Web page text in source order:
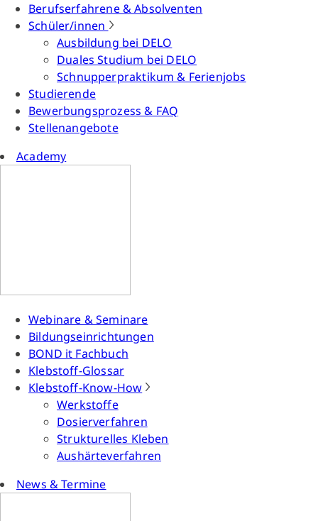
Berufserfahrene & Absolventen
Schüler/innen
Ausbildung bei DELO
Duales Studium bei DELO
Schnupperpraktikum & Ferienjobs
Studierende
Bewerbungsprozess & FAQ
Stellenangebote
Academy
Webinare & Seminare
Bildungseinrichtungen
BOND it Fachbuch
Klebstoff-Glossar
Klebstoff-Know-How
Werkstoffe
Dosierverfahren
Strukturelles Kleben
Aushärteverfahren
News & Termine